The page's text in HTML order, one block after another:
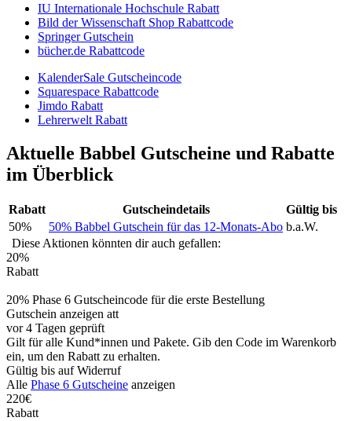
IU Internationale Hochschule Rabatt
Bild der Wissenschaft Shop Rabattcode
Springer Gutschein
bücher.de Rabattcode
KalenderSale Gutscheincode
Squarespace Rabattcode
Jimdo Rabatt
Lehrerwelt Rabatt
Aktuelle Babbel Gutscheine und Rabatte
im Überblick
Rabatt Gutscheindetails
Gültig bis
50%
50% Babbel Gutschein für das 12-Monats-Abo b.a.W.
Diese Aktionen könnten dir auch gefallen:
20%
Rabatt
20% Phase 6 Gutscheincode für die erste Bestellung
Gutschein anzeigen att
vor 4 Tagen geprüft
Gilt für alle Kund*innen und Pakete. Gib den Code im Warenkorb
ein, um den Rabatt zu erhalten.
Gültig bis auf Widerruf
Alle Phase 6 Gutscheine anzeigen
220€
Rabatt